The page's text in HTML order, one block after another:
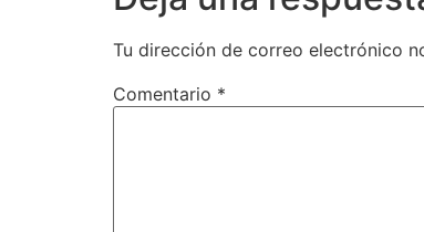
Tu dirección de correo electrónico
Comentario *